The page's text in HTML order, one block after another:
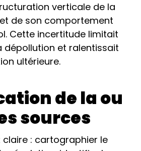
verticale de la
de son comportement
Cette incertitude limitait
dépollution et ralentissait
ultérieure.
de la ou
sources
claire : cartographier le